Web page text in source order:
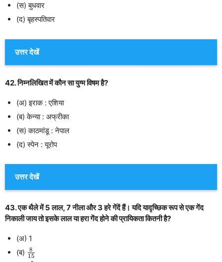
(स) बुधवार
(द) बृहस्पतिवार
उत्तर देखें
42. निम्नलिखित में कौन सा युग्म विषम है?
(अ) इराक : एशिया
(ब) केन्या : अफ्रीका
(स) काठमांडू : नेपाल
(द) स्पेन : यूरोप
उत्तर देखें
43. एक थैले में 5 लाल, 7 नीला और 3 हरे गेंदें हैं। यदि यादृच्छिक रूप से एक गेंद
निकाली जाय तो इसके लाल या हरा गेंद होने की प्रायिकता कितनी है?
(अ) 1
(ब) \frac{8}
15
8